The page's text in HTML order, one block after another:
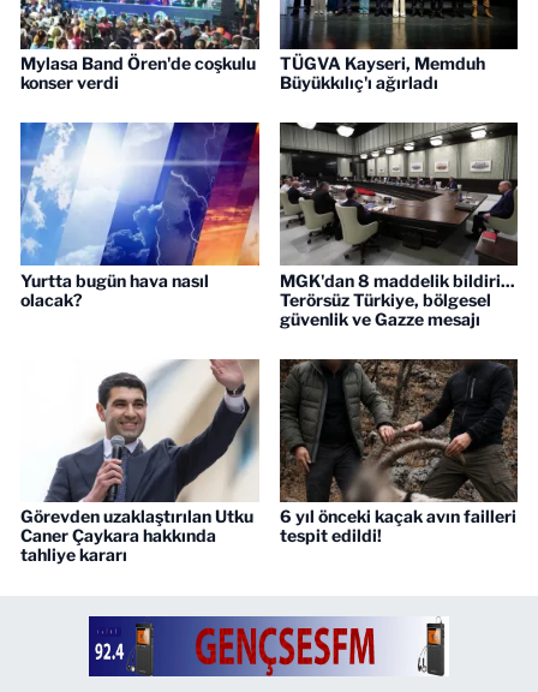
Mylasa Band Ören'de coşkulu
konser verdi
TÜGVA Kayseri, Memduh
Büyükkılıç'ı ağırladı
Yurtta bugün hava nasıl
olacak?
MGK'dan 8 maddelik bildiri...
Terörsüz Türkiye, bölgesel
güvenlik ve Gazze mesajı
Görevden uzaklaştırılan Utku
Caner Çaykara hakkında
tahliye kararı
6 yıl önceki kaçak avın failleri
tespit edildi!